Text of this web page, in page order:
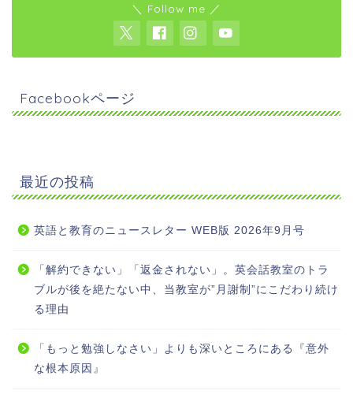
＼ Follow me ／
Facebookページ
最近の投稿
英語と教育のニュースレター WEB版 2026年9月号
「解約できない」「返金されない」。英会話教室のトラ
ブルが後を絶たない中、当教室が”月謝制”にこだわり続け
る理由
「もっと勉強しなさい」よりも深いところにある『意外
な根本原因』